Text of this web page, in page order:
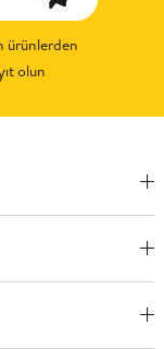
ürünlerden
olun